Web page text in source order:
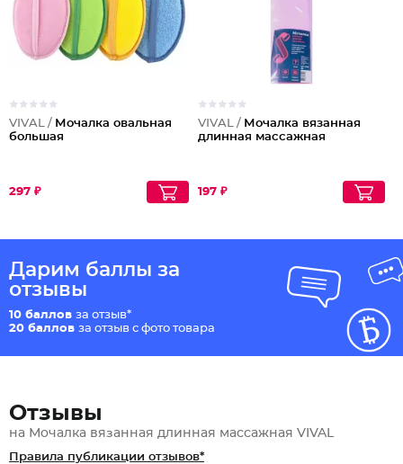
VIVAL / Мочалка овальная
большая
297 ₽
VIVAL / Мочалка вязанная
длинная массажная
197 ₽
Дарим баллы за
отзывы
10 баллов за отзыв*
20 баллов за отзыв с фото товара
Отзывы
на Мочалка вязанная длинная массажная VIVAL
Правила публикации отзывов*